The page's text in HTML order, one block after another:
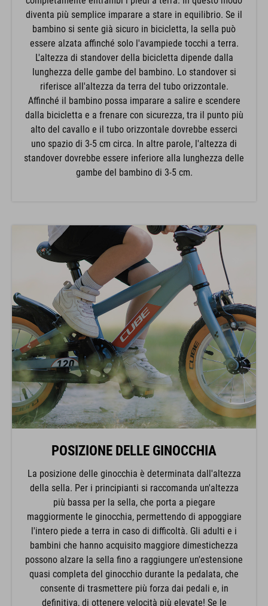
diventa più semplice imparare a stare in equilibrio. Se il
bambino si sente già sicuro in bicicletta, la sella può
essere alzata affinché solo l'avampiede tocchi a terra.
L'altezza di standover della bicicletta dipende dalla
lunghezza delle gambe del bambino. Lo standover si
riferisce all'altezza da terra del tubo orizzontale.
Affinché il bambino possa imparare a salire e scendere
dalla bicicletta e a frenare con sicurezza, tra il punto più
alto del cavallo e il tubo orizzontale dovrebbe esserci
uno spazio di 3-5 cm circa. In altre parole, l'altezza di
standover dovrebbe essere inferiore alla lunghezza delle
gambe del bambino di 3-5 cm.
POSIZIONE DELLE GINOCCHIA
La posizione delle ginocchia è determinata dall'altezza
della sella. Per i principianti si raccomanda un'altezza
più bassa per la sella, che porta a piegare
maggiormente le ginocchia, permettendo di appoggiare
l'intero piede a terra in caso di difficoltà. Gli adulti e i
bambini che hanno acquisito maggiore dimestichezza
possono alzare la sella fino a raggiungere un'estensione
quasi completa del ginocchio durante la pedalata, che
consente di trasmettere più forza dai pedali e, in
definitiva, di ottenere velocità più elevate! Se le